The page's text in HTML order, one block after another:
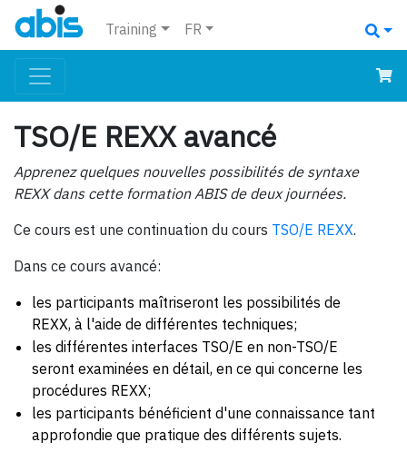
Training FR
TSO/E REXX avancé
Apprenez quelques nouvelles possibilités de syntaxe
REXX dans cette formation ABIS de deux journées.
Ce cours est une continuation du cours TSO/E REXX.
Dans ce cours avancé:
les participants maîtriseront les possibilités de
REXX, à l'aide de différentes techniques;
les différentes interfaces TSO/E en non-TSO/E
seront examinées en détail, en ce qui concerne les
procédures REXX;
les participants bénéficient d'une connaissance tant
approfondie que pratique des différents sujets.